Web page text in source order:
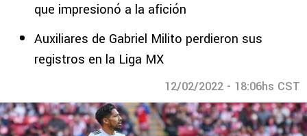
que impresionó a la afición
Auxiliares de Gabriel Milito perdieron sus
registros en la Liga MX
12/02/2022 - 18:06hs CST